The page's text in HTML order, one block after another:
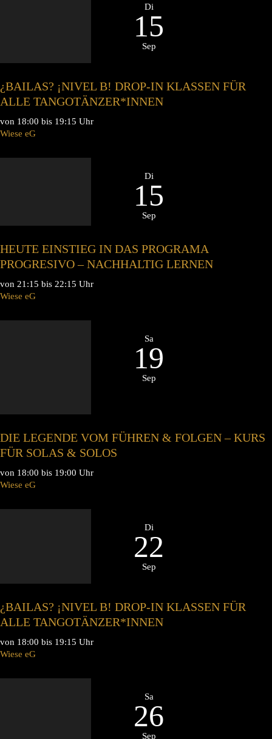
Di
15
Sep
¿BAILAS? ¡NIVEL B! DROP-IN KLASSEN FÜR
ALLE TANGOTÄNZER*INNEN
von 18:00 bis 19:15 Uhr
Wiese eG
Di
15
Sep
HEUTE EINSTIEG IN DAS PROGRAMA
PROGRESIVO – NACHHALTIG LERNEN
von 21:15 bis 22:15 Uhr
Wiese eG
Sa
19
Sep
DIE LEGENDE VOM FÜHREN & FOLGEN – KURS
FÜR SOLAS & SOLOS
von 18:00 bis 19:00 Uhr
Wiese eG
Di
22
Sep
¿BAILAS? ¡NIVEL B! DROP-IN KLASSEN FÜR
ALLE TANGOTÄNZER*INNEN
von 18:00 bis 19:15 Uhr
Wiese eG
Sa
26
Sep